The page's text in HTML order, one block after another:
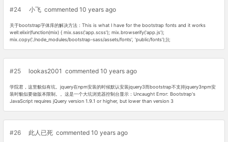
#24 小飞 commented 10 years ago
关于bootstrap字体库的解决方法：This is what I have for the bootstrap fonts and it works
well:elixir(function(mix) { mix.sass('app.scss'); mix.browserify('app.js');
mix.copy('./node_modules/bootstrap-sass/assets/fonts', 'public/fonts');});
#25 lookas2001 commented 10 years ago
学院君，这里貌似有坑。jquery在npm安装的时候默认安装jquery3而bootstrap不支持jquery3npm安
装时貌似要做版本限制。。这是一个大坑浏览器控制台显示：Uncaught Error: Bootstrap's
JavaScript requires jQuery version 1.9.1 or higher, but lower than version 3
#26 此人已死 commented 10 years ago